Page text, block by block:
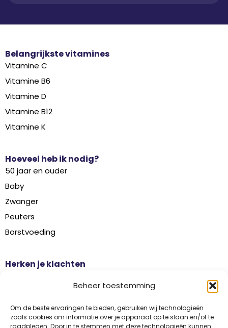
Beheer toestemming
Om de beste ervaringen te bieden, gebruiken wij technologieën
zoals cookies om informatie over je apparaat op te slaan en/of te
raadplegen. Door in te stemmen met deze technologieën kunnen
Belangrijkste vitamines
Vitamine C
Vitamine B6
Vitamine D
Vitamine B12
Vitamine K
Hoeveel heb ik nodig?
50 jaar en ouder
Baby
Zwanger
Peuters
Borstvoeding
Herken je klachten
Griep
Haaruitval